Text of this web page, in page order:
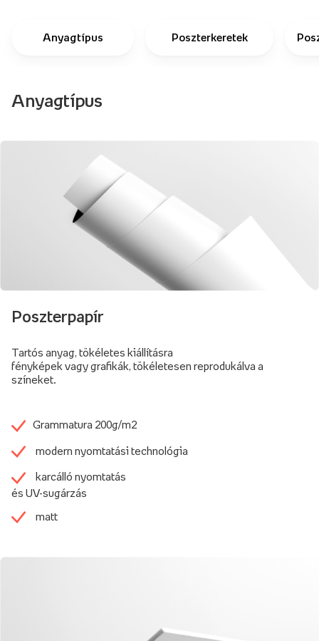
Anyagtípus Poszterkeretek
Anyagtípus
Poszterpapír
Tartós anyag, tökéletes kiállításra
fényképek vagy grafikák, tökéletesen reprodukálva a
színeket.
Grammatura 200g/m2
modern nyomtatási technológia
karcálló nyomtatás
és UV-sugárzás
matt